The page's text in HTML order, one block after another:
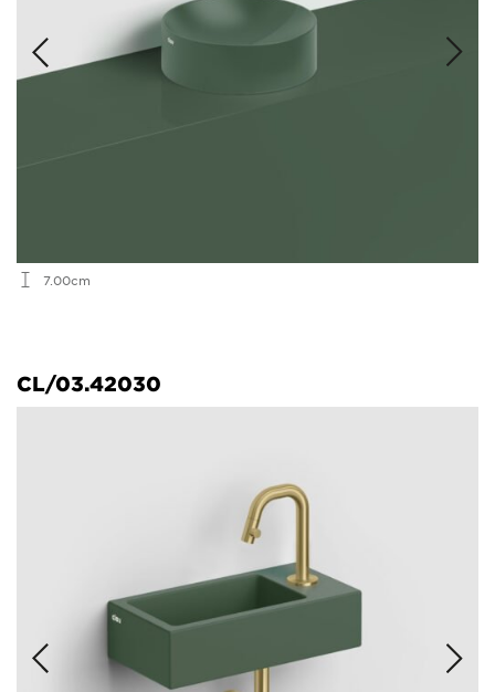
7.00cm
CL/03.42030